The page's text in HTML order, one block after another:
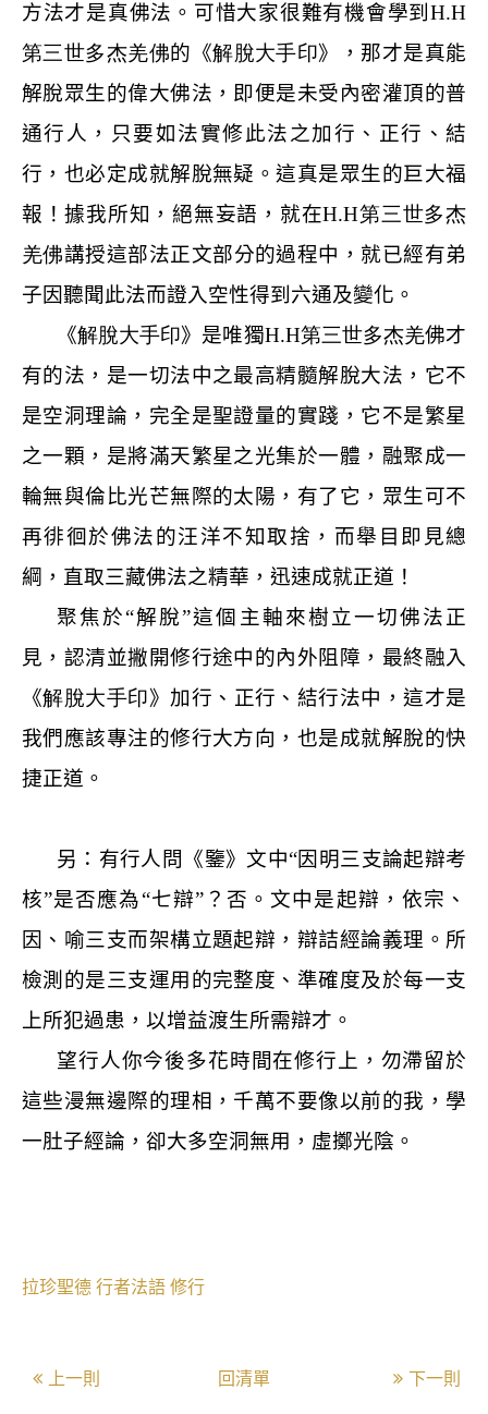
方法才是真佛法。可惜大家很難有機會學到 H.H
第三世多杰羌佛的《解脫大手印》，那才是真能
解脫眾生的偉大佛法，即便是未受內密灌頂的普
通行人，只要如法實修此法之加行、正行、結
行，也必定成就解脫無疑。這真是眾生的巨大福
報！據我所知，絕無妄語，就在H.H第三世多杰
羌佛講授這部法正文部分的過程中，就已經有弟
子因聽聞此法而證入空性得到六通及變化。
《解脫大手印》是唯獨H.H第三世多杰羌佛才
有的法，是一切法中之最高精髓解脫大法，它不
是空洞理論，完全是聖證量的實踐，它不是繁星
之一顆，是將滿天繁星之光集於一體，融聚成一
輪無與倫比光芒無際的太陽，有了它，眾生可不
再徘徊於佛法的汪洋不知取捨，而舉目即見總
綱，直取三藏佛法之精華，迅速成就正道！
聚焦於“解脫”這個主軸來樹立一切佛法正
見，認清並撇開修行途中的內外阻障，最終融入
《解脫大手印》加行、正行、結行法中，這才是
我們應該專注的修行大方向，也是成就解脫的快
捷正道。
另：有行人問《鑒》文中“因明三支論起辯考
核”是否應為“七辯”？否。文中是起辯，依宗、
因、喻三支而架構立題起辯，辯詰經論義理。所
檢測的是三支運用的完整度、準確度及於每一支
上所犯過患，以增益渡生所需辯才。
望行人你今後多花時間在修行上，勿滯留於
這些漫無邊際的理相，千萬不要像以前的我，學
一肚子經論，卻大多空洞無用，虛擲光陰。
拉珍聖德 行者法語 修行
上一則 回清單 下一則